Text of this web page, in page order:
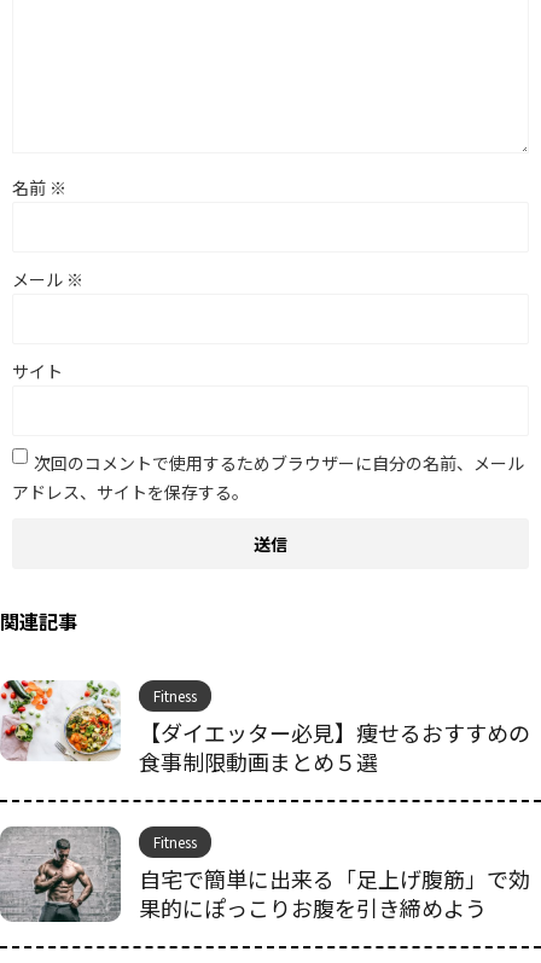
名前 ※
メール ※
サイト
次回のコメントで使用するためブラウザーに自分の名前、メール
アドレス、サイトを保存する。
関連記事
Fitness
【ダイエッター必見】痩せるおすすめの
食事制限動画まとめ５選
Fitness
自宅で簡単に出来る「足上げ腹筋」で効
果的にぽっこりお腹を引き締めよう